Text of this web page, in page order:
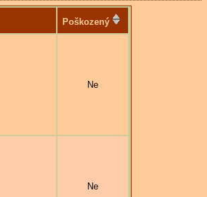
Poškozený
Ne
Ne